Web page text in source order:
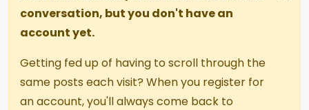
conversation, but you don't have an
account yet.
Getting fed up of having to scroll through the
same posts each visit? When you register for
an account, you'll always come back to